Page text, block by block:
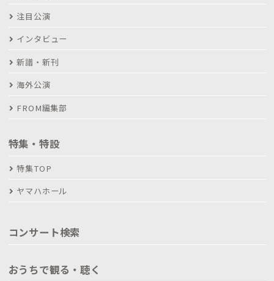
注目公演
インタビュー
新譜・新刊
海外公演
FROM編集部
特集・特設
特集TOP
ヤマハホール
コンサート検索
おうちで観る・聴く